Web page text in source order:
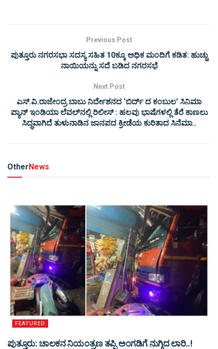
Previous Post
ಪುತ್ತೂರು ನಗರಸಭಾ ಸದಸ್ಯ ಸಹಿತ 10ಕ್ಕೂ ಅಧಿಕ ಮಂದಿಗೆ ಕಡಿತ: ಹುಚ್ಚು
ನಾಯಿಯನ್ನು ಸದೆ ಬಡಿದ ನಗರಸಭೆ
Next Post
ಎಸ್​.ವಿ.ರಾಜೇಂದ್ರ ಬಾಬು ನಿರ್ದೇಶನದ ‘ಬಿರ್ದ್ ದ ಕಂಬುಲ’ ಸಿನಿಮಾ
ಪ್ಯಾನ್ ಇಂಡಿಯಾ ಲೆವಲ್​ನಲ್ಲಿ ರಿಲೀಸ್ : ಹಲವು ಭಾಷೆಗಳಲ್ಲಿ ತೆರೆ ಕಾಣಲು
ಸಿದ್ಧವಾಗಿದೆ ತುಳುನಾಡಿನ ಜಾನಪದ ಕ್ರೀಡೆಯ ಕುರಿತಾದ ಸಿನೆಮಾ..
OtherNews
FEATURED
ಪುತ್ತೂರು: ಚಾಲಕನ ನಿಯಂತ್ರಣ ತಪ್ಪಿ ಅಂಗಡಿಗೆ ನುಗ್ಗಿದ ಲಾರಿ..!